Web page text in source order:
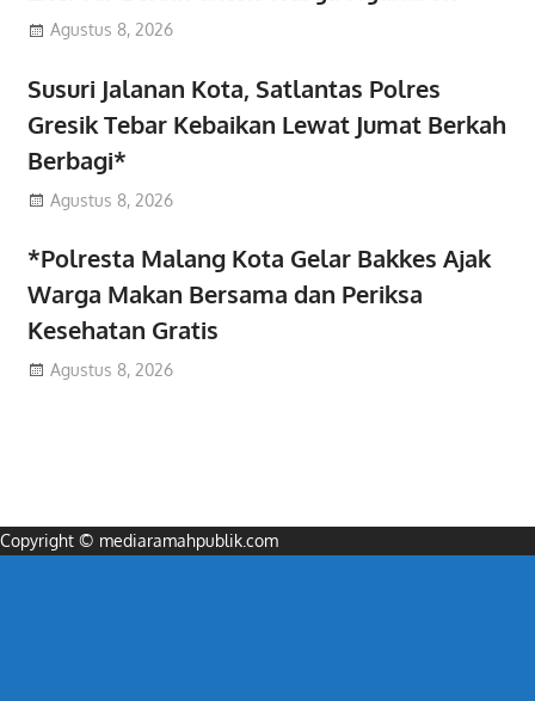
Agustus 8, 2026
Susuri Jalanan Kota, Satlantas Polres
Gresik Tebar Kebaikan Lewat Jumat Berkah
Berbagi*
Agustus 8, 2026
*Polresta Malang Kota Gelar Bakkes Ajak
Warga Makan Bersama dan Periksa
Kesehatan Gratis
Agustus 8, 2026
Copyright © mediaramahpublik.com